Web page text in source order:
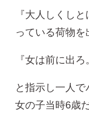
『大人しくし
っている荷物を
『女は前に出
と指示し一人
女の子当時6歳